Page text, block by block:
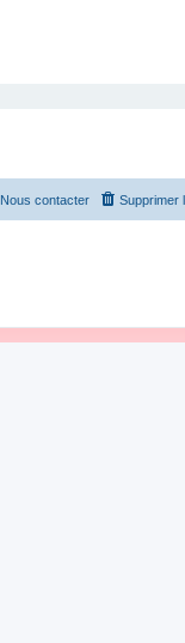
Supprimer
Nous contacter